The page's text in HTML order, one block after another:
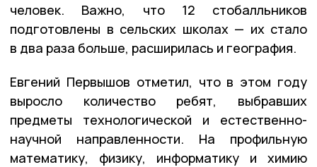
человек. Важно, что 12 стобалльников
подготовлены в сельских школах — их стало
в два раза больше, расширилась и география.
Евгений Первышов отметил, что в этом году
выросло количество ребят, выбравших
предметы технологической и естественно-
научной направленности. На профильную
математику, физику, информатику и химию